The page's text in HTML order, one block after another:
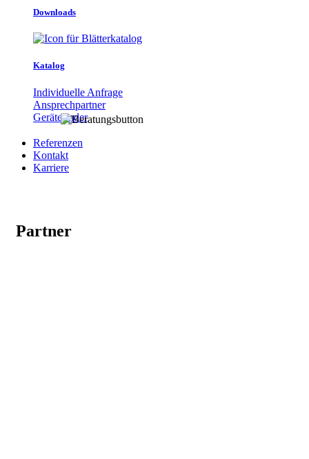
Downloads
Katalog
Individuelle Anfrage
Ansprechpartner
Gerätefinder
Referenzen
Kontakt
Karriere
Partner